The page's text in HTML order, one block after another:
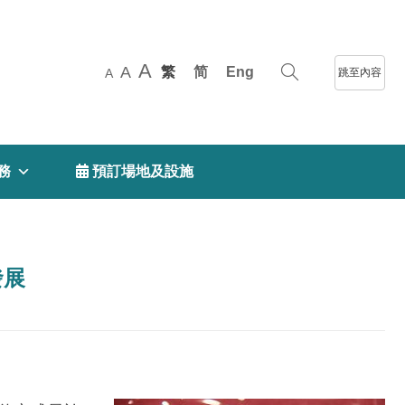
A A A 繁 简 Eng 跳至內容
 預訂場地及設施